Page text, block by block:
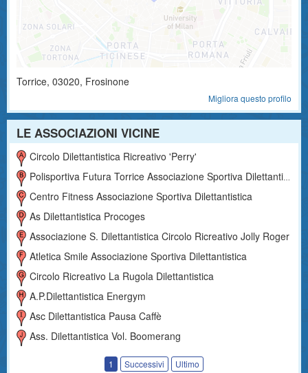
Torrice, 03020, Frosinone
Migliora questo profilo
LE ASSOCIAZIONI VICINE
Circolo Dilettantistica Ricreativo 'perry'
Polisportiva Futura Torrice Associazione Sportiva Dilettantistica
Centro Fitness Associazione Sportiva Dilettantistica
As Dilettantistica Procoges
Associazione S. Dilettantistica Circolo Ricreativo Jolly Roger
Atletica Smile Associazione Sportiva Dilettantistica
Circolo Ricreativo La Rugola Dilettantistica
A.p.dilettantistica Energym
Asc Dilettantistica Pausa Caffè
Ass. Dilettantistica Vol. Boomerang
1 Successivi Ultimo